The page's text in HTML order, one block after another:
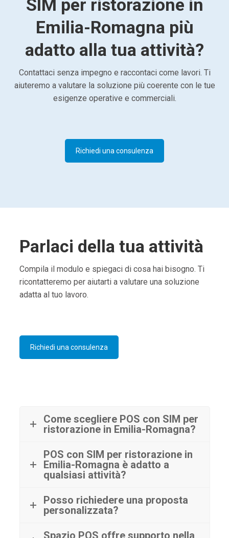
SIM per ristorazione in
Emilia-Romagna più
adatto alla tua attività?
Contattaci senza impegno e raccontaci come lavori. Ti
aiuteremo a valutare la soluzione più coerente con le tue
esigenze operative e commerciali.
Richiedi una consulenza
Parlaci della tua attività
Compila il modulo e spiegaci di cosa hai bisogno. Ti
ricontatteremo per aiutarti a valutare una soluzione
adatta al tuo lavoro.
Richiedi una consulenza
Come scegliere POS con SIM per
ristorazione in Emilia-Romagna?
POS con SIM per ristorazione in
Emilia-Romagna è adatto a
qualsiasi attività?
Posso richiedere una proposta
personalizzata?
Spazio POS offre supporto nella